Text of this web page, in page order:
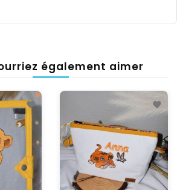
également aimer